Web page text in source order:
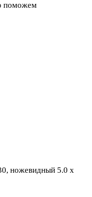
поможем
ножевидный 5.0 х